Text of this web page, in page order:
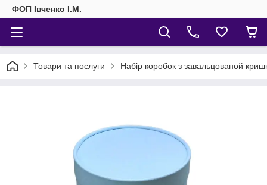
ФОП Івченко І.М.
Товари та послуги Набір коробок з завальцованой